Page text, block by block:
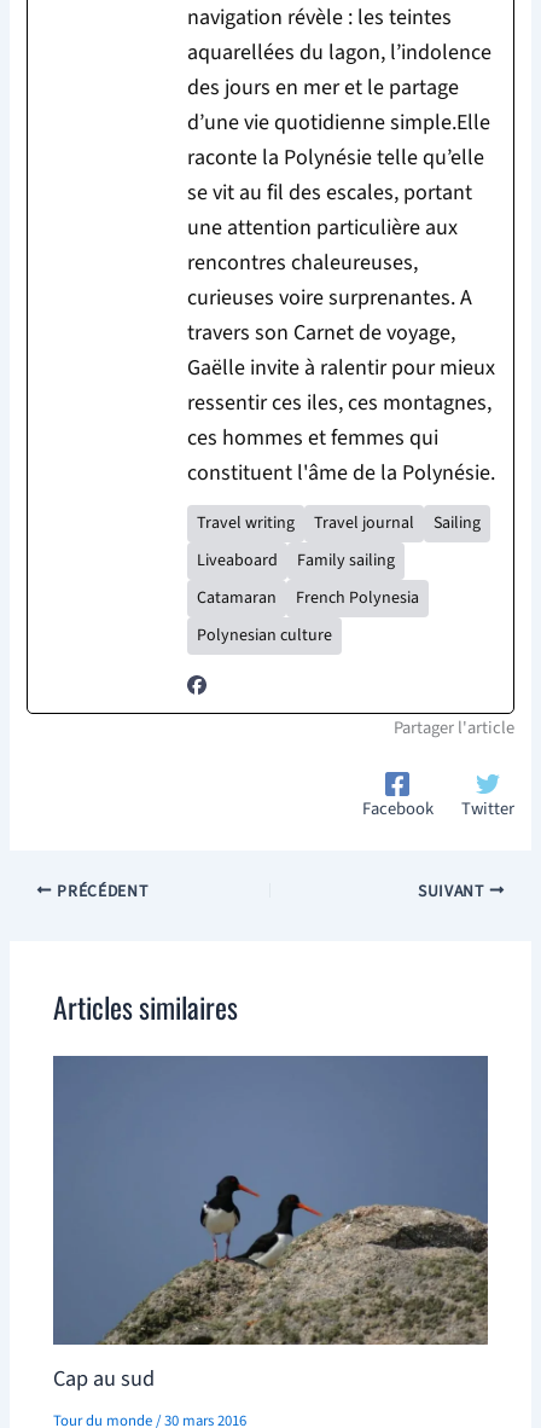
navigation révèle : les teintes
aquarellées du lagon, l’indolence
des jours en mer et le partage
d’une vie quotidienne simple.Elle
raconte la Polynésie telle qu’elle
se vit au fil des escales, portant
une attention particulière aux
rencontres chaleureuses,
curieuses voire surprenantes. A
travers son Carnet de voyage,
Gaëlle invite à ralentir pour mieux
ressentir ces iles, ces montagnes,
ces hommes et femmes qui
constituent l'âme de la Polynésie.
Travel writing Travel journal
Sailing
Liveaboard
Family sailing
Catamaran
French Polynesia
Polynesian culture
Partager l'article
Facebook Twitter
PRÉCÉDENT SUIVANT
Articles similaires
Cap au sud
Tour du monde/30 mars 2016